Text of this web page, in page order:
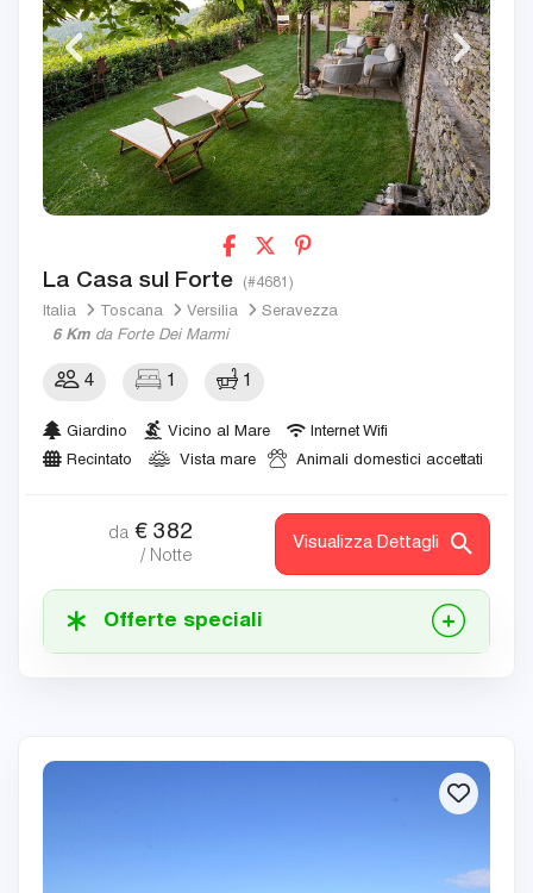
La Casa sul Forte (#4681)
Italia Toscana Versilia
Seravezza
6 Km da Forte Dei Marmi
4 1 1
Giardino Vicino al Mare
Internet Wifi
Recintato
Vista mare Animali domestici accettati
da € 382
/ Notte
Visualizza Dettagli
Offerte speciali